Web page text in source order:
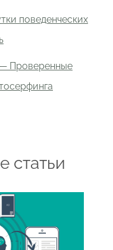
поведенческих
Проверенные
статьи